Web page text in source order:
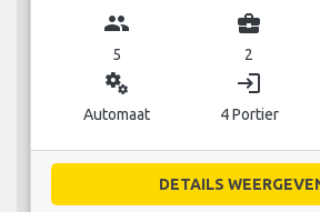
group
5
business_center
2
miscellaneous_services
Automaat
login
4 Portier
DETAILS